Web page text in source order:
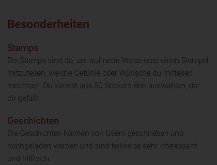
Besonderheiten
Stamps
Die Stamps sind da, um auf nette Weise über einen Stempel
mitzuteilen, welche Gefühle oder Wünsche du mitteilen
möchtest. Du kannst aus 50 Stickern den auswählen, der
dir gefällt.
Geschichten
Die Geschichten können von Usern geschrieben und
hochgeladen werden und sind teilweise sehr interessant
und hilfreich.